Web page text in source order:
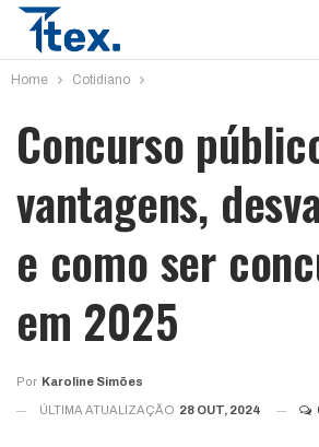
Home Cotidiano
Concurso
vantagens,
e como ser
em 2025
Por Karoline Simões
ÚLTIMA ATUALIZAÇÃO 28 OUT, 2024